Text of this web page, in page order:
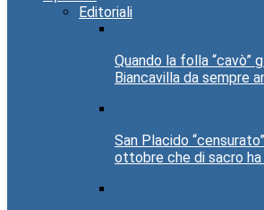
Editoriali
Quando la folla “cavò”
Biancavilla da sempre
San Placido
ottobre che di sacro